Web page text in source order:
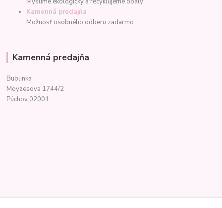
Kamenná predajňa
Možnosť osobného odberu zadarmo
Kamenná predajňa
Bublinka
Moyzesova 1744/2
Púchov 02001